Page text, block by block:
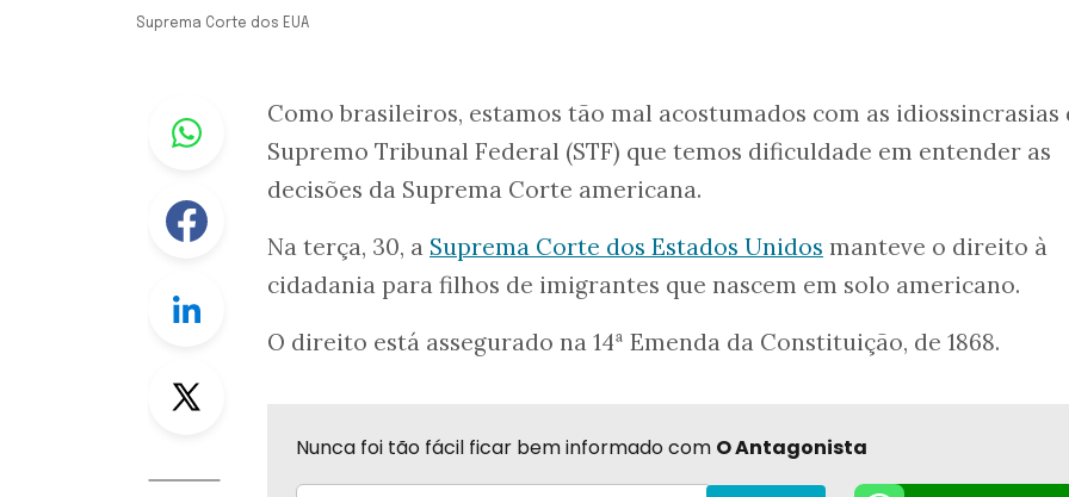
Suprema Corte dos EUA
Whastapp
Facebook
Linkedin
Como brasileiros, estamos tão mal acostumados com as idiossincrasias
Supremo Tribunal Federal (STF) que temos dificuldade em entender as
decisões da Suprema Corte americana.
Na terça, 30, a Suprema Corte dos Estados Unidos manteve o direito à
cidadania para filhos de imigrantes que nascem em solo americano.
O direito está assegurado na 14ª Emenda da Constituição, de 1868.
Nunca foi tão fácil ficar bem informado com O Antagonista